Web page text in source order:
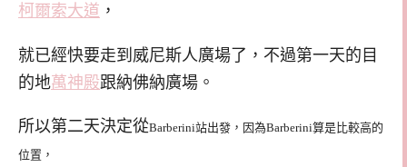
柯爾索大道 ，
就已經快要走到威尼斯人廣場了，不過第一天的目
的地萬神殿跟納佛納廣場。
所以第二天決定從Barberini站出發，因為Barberini算是比較高的
位置，